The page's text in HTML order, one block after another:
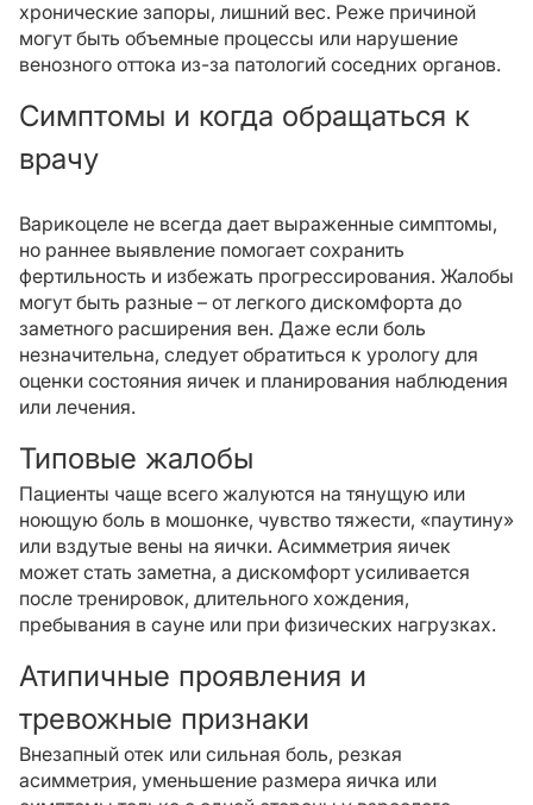
хронические запоры, лишний вес. Реже причиной
могут быть объемные процессы или нарушение
венозного оттока из-за патологий соседних органов.
Симптомы и когда обращаться к
врачу
Варикоцеле не всегда дает выраженные симптомы,
но раннее выявление помогает сохранить
фертильность и избежать прогрессирования. Жалобы
могут быть разные – от легкого дискомфорта до
заметного расширения вен. Даже если боль
незначительна, следует обратиться к урологу для
оценки состояния яичек и планирования наблюдения
или лечения.
Типовые жалобы
Пациенты чаще всего жалуются на тянущую или
ноющую боль в мошонке, чувство тяжести, «паутину»
или вздутые вены на яички. Асимметрия яичек
может стать заметна, а дискомфорт усиливается
после тренировок, длительного хождения,
пребывания в сауне или при физических нагрузках.
Атипичные проявления и
тревожные признаки
Внезапный отек или сильная боль, резкая
асимметрия, уменьшение размера яичка или